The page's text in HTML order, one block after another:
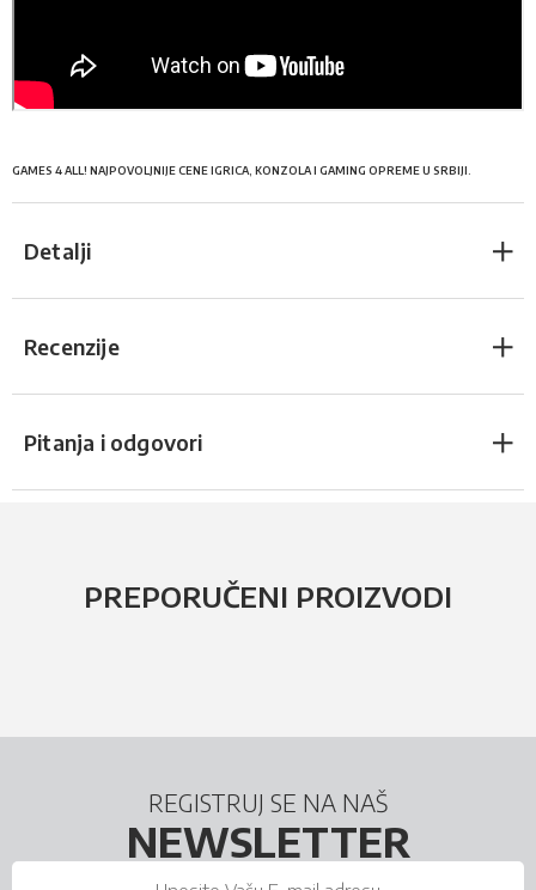
GAMES 4 ALL! NAJPOVOLJNIJE CENE IGRICA, KONZOLA I GAMING OPREME U SRBIJI.
Detalji
Recenzije
Pitanja i odgovori
PREPORUČENI PROIZVODI
REGISTRUJ SE NA NAŠ
NEWSLETTER